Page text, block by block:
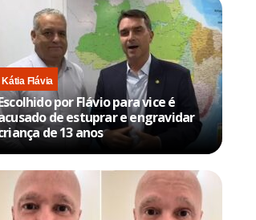
Kátia Flávia
por Flávio para vice é
de estuprar e engravidar
de 13 anos